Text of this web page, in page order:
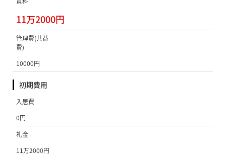
11万2000円
管理費(共益
費)
10000円
初期費用
入居費
0円
礼金
11万2000円